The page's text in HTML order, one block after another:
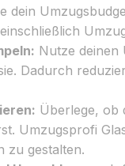
dein
Nutze deinen
Dadurch
Überlege, ob
Umzugsprofi
zu gestalten.